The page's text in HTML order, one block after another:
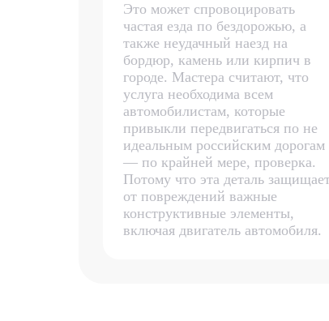
Это может спровоцировать
частая езда по бездорожью, а
также неудачный наезд на
бордюр, камень или кирпич в
городе. Мастера считают, что
услуга необходима всем
автомобилистам, которые
привыкли передвигаться по не
идеальным российским дорогам
— по крайней мере, проверка.
Потому что эта деталь
от повреждений важные
конструктивные элементы,
включая двигатель автомобиля.